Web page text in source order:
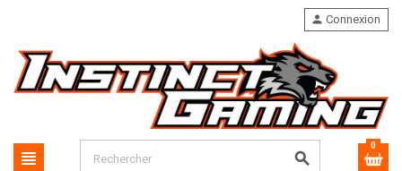
view_headline search
person Connexion
0